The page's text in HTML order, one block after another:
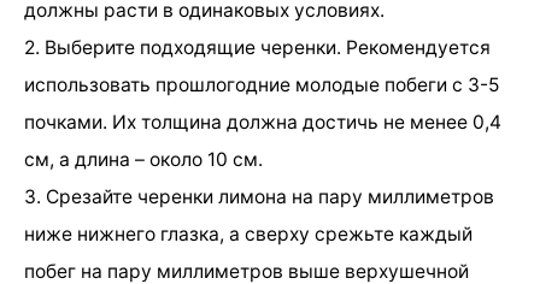
должны расти в одинаковых условиях.
2. Выберите подходящие черенки. Рекомендуется
использовать прошлогодние молодые побеги с 3-5
почками. Их толщина должна достичь не менее 0,4
см, а длина – около 10 см.
3. Срезайте черенки лимона на пару миллиметров
ниже нижнего глазка, а сверху срежьте каждый
побег на пару миллиметров выше верхушечной